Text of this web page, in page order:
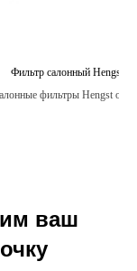
Фильтр салонный Hengst
фильтры Hengst
ваш